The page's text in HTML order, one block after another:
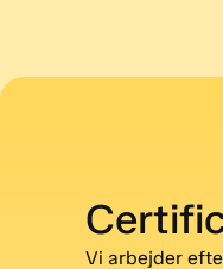
Vi arbejder